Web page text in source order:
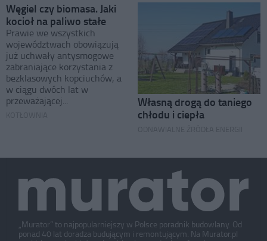
Węgiel czy biomasa. Jaki
kocioł na paliwo stałe
Prawie we wszystkich
województwach obowiązują
już uchwały antysmogowe
zabraniające korzystania z
bezklasowych kopciuchów, a
w ciągu dwóch lat w
przeważającej...
Własną drogą do taniego
chłodu i ciepła
„Murator” to najpopularniejszy w Polsce poradnik budowlany. Od
ponad 40 lat doradza budującym i remontującym. Na Murator.pl